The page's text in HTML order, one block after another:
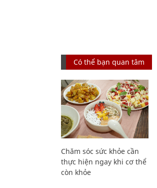
Có thể bạn quan tâm
Chăm sóc sức khỏe cần
thực hiện ngay khi cơ thể
còn khỏe